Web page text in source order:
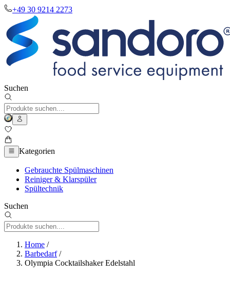
+49 30 9214 2273
Suchen
Kategorien
Gebrauchte Spülmaschinen
Reiniger & Klarspüler
Spültechnik
Suchen
Home /
Barbedarf/
Olympia Cocktailshaker Edelstahl